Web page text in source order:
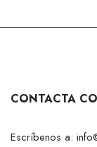
CONTACTA
Escríbenos a: